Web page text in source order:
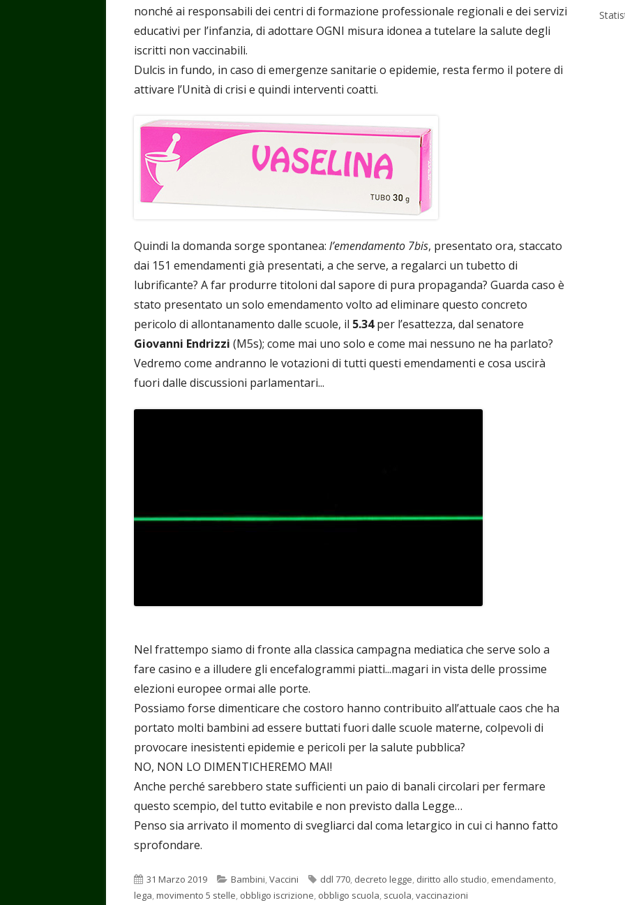
nonché ai responsabili dei centri di formazione professionale regionali e dei servizi
educativi per l’infanzia, di adottare OGNI misura idonea a tutelare la salute degli
iscritti non vaccinabili.
Dulcis in fundo, in caso di emergenze sanitarie o epidemie, resta fermo il potere di
attivare l’Unità di crisi e quindi interventi coatti.
Quindi la domanda sorge spontanea: l’emendamento 7bis, presentato ora, staccato
dai 151 emendamenti già presentati, a che serve, a regalarci un tubetto di
lubrificante? A far produrre titoloni dal sapore di pura propaganda? Guarda caso è
stato presentato un solo emendamento volto ad eliminare questo concreto
pericolo di allontanamento dalle scuole, il 5.34per l’esattezza, dal senatore
Giovanni Endrizzi (M5s); come mai uno solo e come mai nessuno ne ha parlato?
Vedremo come andranno le votazioni di tutti questi emendamenti e cosa uscirà
fuori dalle discussioni parlamentari...
Nel frattempo siamo di fronte alla classica campagna mediatica che serve solo a
fare casino e a illudere gli encefalogrammi piatti...magari in vista delle prossime
elezioni europee ormai alle porte.
Possiamo forse dimenticare che costoro hanno contribuito all’attuale caos che ha
portato molti bambini ad essere buttati fuori dalle scuole materne, colpevoli di
provocare inesistenti epidemie e pericoli per la salute pubblica?
NO, NON LO DIMENTICHEREMO MAI!
Anche perché sarebbero state sufficienti un paio di banali circolari per fermare
questo scempio, del tutto evitabile e non previsto dalla Legge…
Penso sia arrivato il momento di svegliarci dal coma letargico in cui ci hanno fatto
sprofondare.
Pubblicato
31 Marzo 2019 Categorie
Bambini Vaccini Tag
ddl 770 decreto legge diritto allo studio emendamento
lega movimento 5 stelle obbligo iscrizione obbligo scuola scuola vaccinazioni